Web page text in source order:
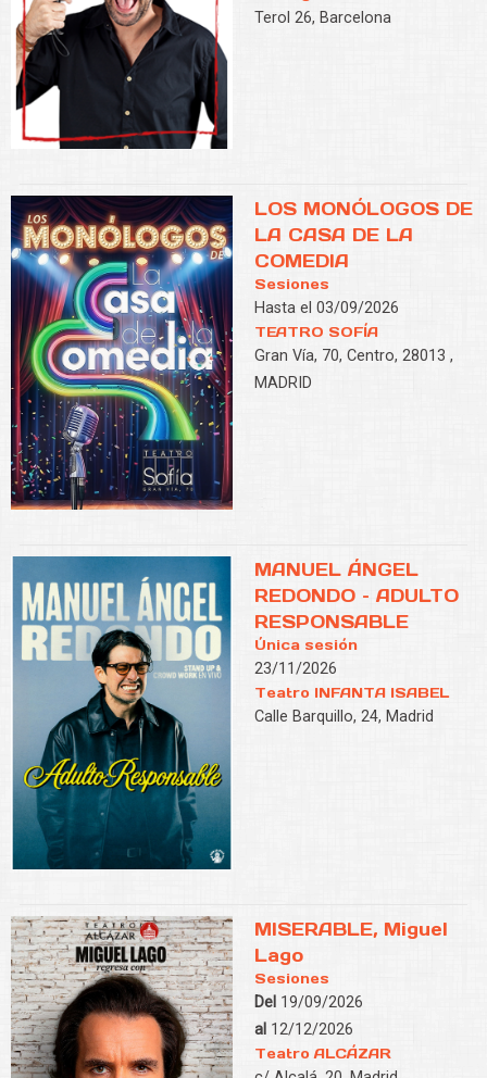
Terol 26, Barcelona
LOS MONÓLOGOS DE
LA CASA DE LA
COMEDIA
Sesiones
Hasta el 03/09/2026
TEATRO SOFÍA
Gran Vía, 70, Centro, 28013 ,
MADRID
MANUEL ÁNGEL
REDONDO – ADULTO
RESPONSABLE
Única sesión
23/11/2026
Teatro INFANTA ISABEL
Calle Barquillo, 24, Madrid
MISERABLE, Miguel
Lago
Sesiones
Del 19/09/2026
al 12/12/2026
Teatro ALCÁZAR